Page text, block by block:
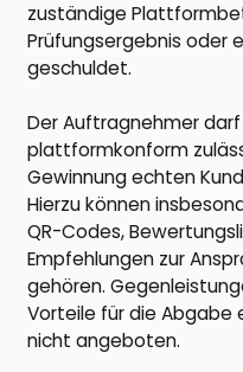
zuständige
Prüfungsergebnis oder
geschuldet.
Der Auftragnehmer
plattformkonform
Gewinnung echten
Hierzu können
QR-Codes,
Empfehlungen zur
gehören.
Vorteile für die Abgabe
nicht angeboten.